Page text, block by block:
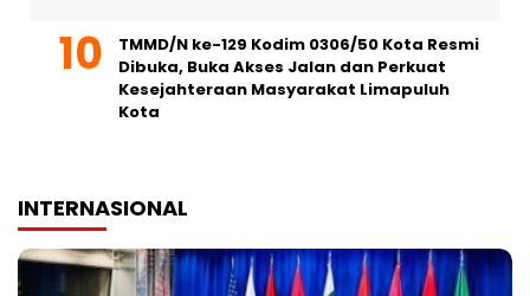
TMMD/N ke-129 Kodim 0306/50 Kota Resmi
Dibuka, Buka Akses Jalan dan Perkuat
Kesejahteraan Masyarakat Limapuluh
Kota
INTERNASIONAL